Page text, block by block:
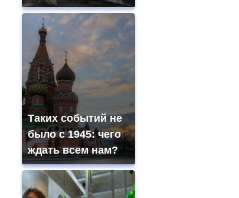
Таких событий не
было с 1945: чего
ждать всем нам?